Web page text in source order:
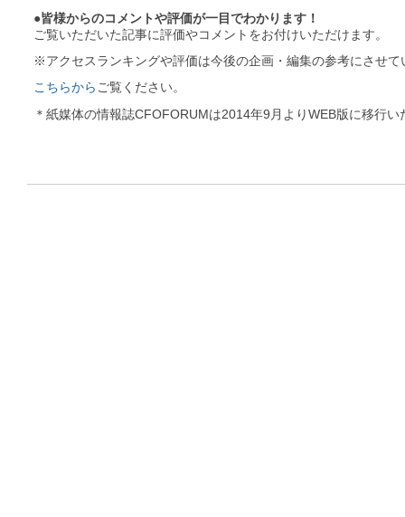
●皆様からのコメントや評価が一目でわかります！
ご覧いただいた記事に評価やコメントをお付けいただけます。
※アクセスランキングや評価は今後の企画・編集の参考にさせて
こちらからご覧ください。
＊紙媒体の情報誌CFOFORUMは2014年9月よりWEB版に移行い